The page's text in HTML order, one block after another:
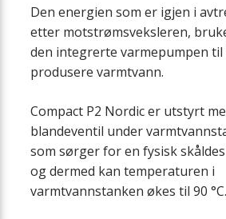
Den energien som er igjen i
etter motstrømsveksleren,
den integrerte varmepumpen til
produsere varmtvann.
Compact P2 Nordic er utstyrt
blandeventil under
som sørger for en fysisk
og dermed kan temperaturen i
varmtvannstanken økes til 90 °C.